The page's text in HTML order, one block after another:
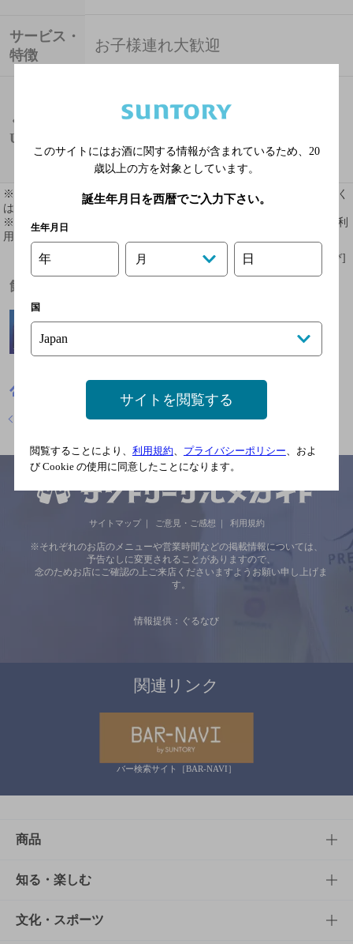
サービス・
特徴
お子様連れ大歓迎
ぐるなび
URL
http://r.gnavi.co.jp/y950717
※ 掲載されている情報は最新の内容と異なる場合があります。詳しく
はお店にお問い合わせください。
※ 掲載されているリンク等の外部コンテンツはお客様のご判断でご利
用ください。
[情報提供：ぐるなび]
飲めるお酒
本格グルメ系回転寿司 海都 出雲ドーム店
店舗トップに戻る
サイトマップ ご意見・ご感想 利用規約
※それぞれのお店のメニューや営業時間などの掲載情報については、
予告なしに変更されることがありますので、
念のためお店にご確認の上ご来店くださいますようお願い申し上げま
す。
情報提供：ぐるなび
関連リンク
バー検索サイト［BAR-NAVI］
商品
商品TOP
商品一覧
知る・楽しむ
知る・楽しむTOP
文化・スポーツ
このサイトにはお酒に関する情報が含まれているため、 20
歳以上の方を対象としています。
誕生年月日を西暦でご入力下さい。
生年月日
年 月 日
国
サイトを閲覧する
閲覧することにより、 利用規約 プライバシーポリシー 、およ
び Cookie の使用に同意したことになります。